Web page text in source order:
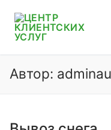
содержимому
Автор: